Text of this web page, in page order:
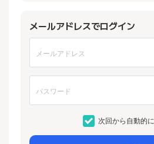
メールアドレスでログイン
次回から自動的